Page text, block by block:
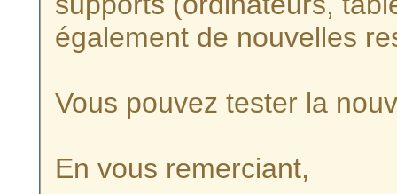
également de nouvelles
Vous pouvez tester la
En vous remerciant,